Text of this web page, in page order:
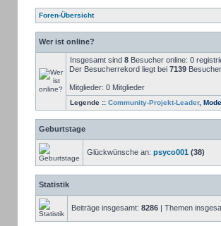
Foren-Übersicht
Wer ist online?
Insgesamt sind 8Besucher online: 0
Der Besucherrekord liegt bei 7139
Mitglieder: 0 Mitglieder
Legende :: Community-Projekt-Leader,
Geburtstage
Glückwünsche an: psyco001(38)
Statistik
Beiträge insgesamt: 8286| Themen